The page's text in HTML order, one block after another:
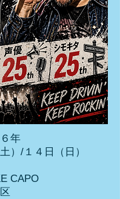
年
）/１４日（日）
CAPO